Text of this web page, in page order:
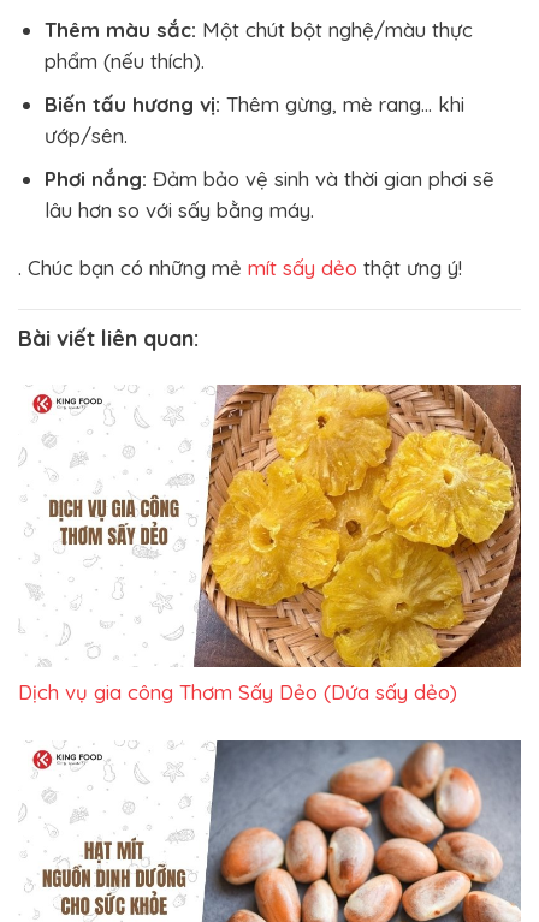
Thêm màu sắc: Một chút bột nghệ/màu thực
phẩm (nếu thích).
Biến tấu hương vị: Thêm gừng, mè rang… khi
ướp/sên.
Phơi nắng: Đảm bảo vệ sinh và thời gian phơi sẽ
lâu hơn so với sấy bằng máy.
. Chúc bạn có những mẻ mít sấy dẻo thật ưng ý!
Bài viết liên quan:
Dịch vụ gia công Thơm Sấy Dẻo (Dứa sấy dẻo)